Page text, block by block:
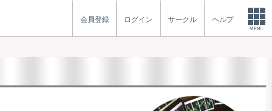
会員登録 ログイン サークル ヘルプ
MENU